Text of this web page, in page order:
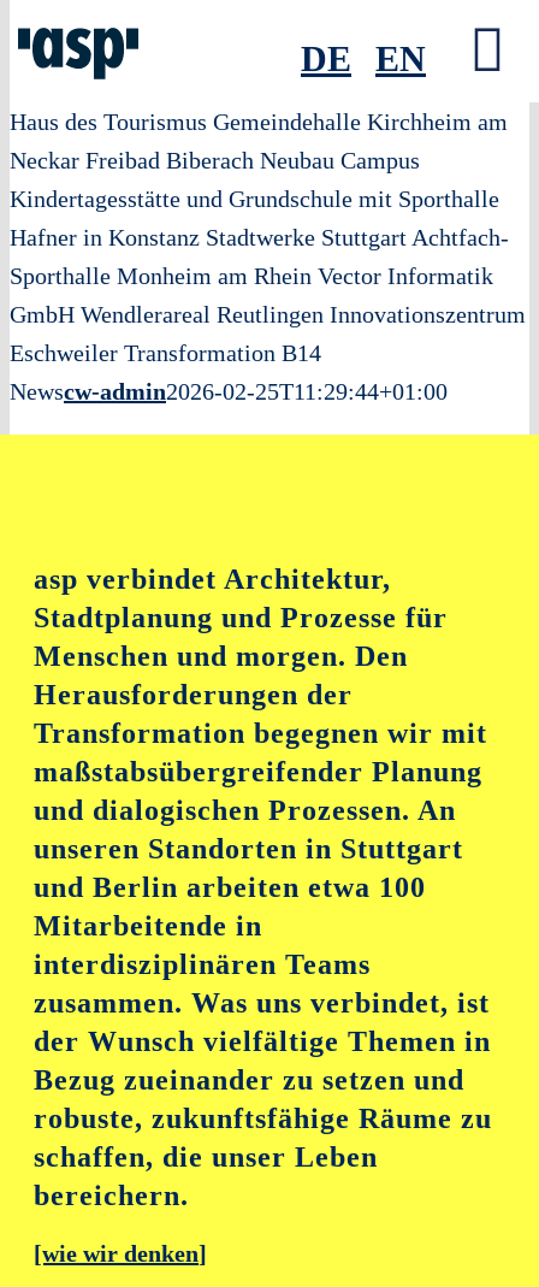
Zum
Inhalt
springen
DE EN
Haus des Tourismus Gemeindehalle Kirchheim am
Neckar Freibad Biberach Neubau Campus
Kindertagesstätte und Grundschule mit Sporthalle
Hafner in Konstanz Stadtwerke Stuttgart Achtfach-
Sporthalle Monheim am Rhein Vector Informatik
GmbH Wendlerareal Reutlingen Innovationszentrum
Eschweiler Transformation B14
Newscw-admin2026-02-25T11:29:44+01:00
asp verbindet Architektur,
Stadtplanung und Prozesse für
Menschen und morgen. Den
Herausforderungen der
Transformation begegnen wir mit
maßstabsübergreifender Planung
und dialogischen Prozessen. An
unseren Standorten in Stuttgart
und Berlin arbeiten etwa 100
Mitarbeitende in
interdisziplinären Teams
zusammen. Was uns verbindet, ist
der Wunsch vielfältige Themen in
Bezug zueinander zu setzen und
robuste, zukunftsfähige Räume zu
schaffen, die unser Leben
bereichern.
[wie wir denken]